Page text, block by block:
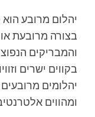
יהלום מרובע הוא
בצורה מרובעת או
והמבריקים
בקווים ישרים
יהלומים מרובעים
ומהווים